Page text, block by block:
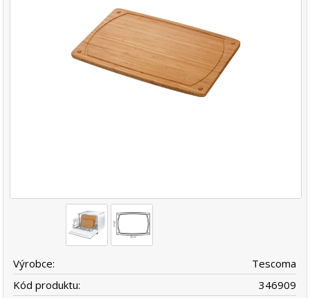
Výrobce:
Tescoma
Kód produktu:
346909